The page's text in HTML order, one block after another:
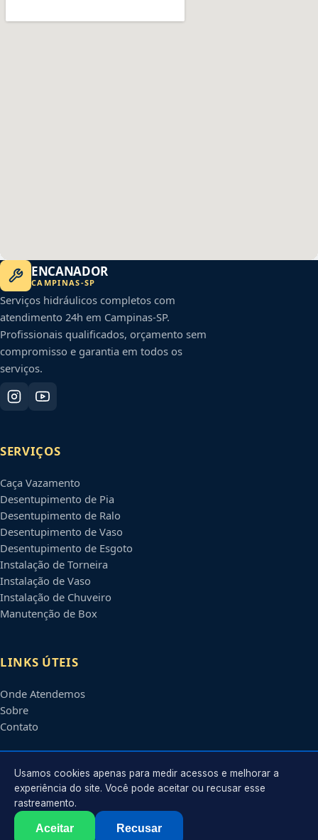
ENCANADOR
CAMPINAS-SP
Serviços hidráulicos completos com
atendimento 24h em Campinas-SP.
Profissionais qualificados, orçamento sem
compromisso e garantia em todos os
serviços.
SERVIÇOS
Caça Vazamento
Desentupimento de Pia
Desentupimento de Ralo
Desentupimento de Vaso
Desentupimento de Esgoto
Instalação de Torneira
Instalação de Vaso
Instalação de Chuveiro
Manutenção de Box
LINKS ÚTEIS
Onde Atendemos
Sobre
Contato
CONTATO
Atendimento em
contato@encanadorescampinas.com.br
Usamos cookies apenas para medir acessos e melhorar a
experiência do site. Você pode aceitar ou recusar esse
rastreamento.
Aceitar Recusar